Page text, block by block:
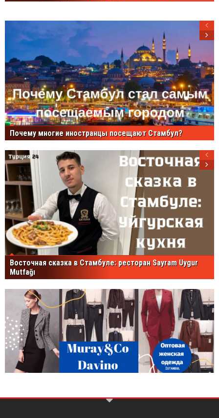
Почему многие иностранцы посещают Стамбул?
Восточная сказка в Стамбуле: ресторан Sayram Uygur
Mutfağı